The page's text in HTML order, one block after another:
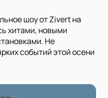
шоу от Zivert на
хитами, новыми
Не
событий этой осени